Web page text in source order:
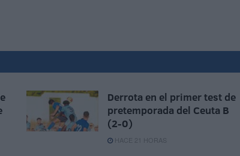
Derrota en el primer test de
pretemporada del Ceuta B
(2-0)
HACE 21 HORAS